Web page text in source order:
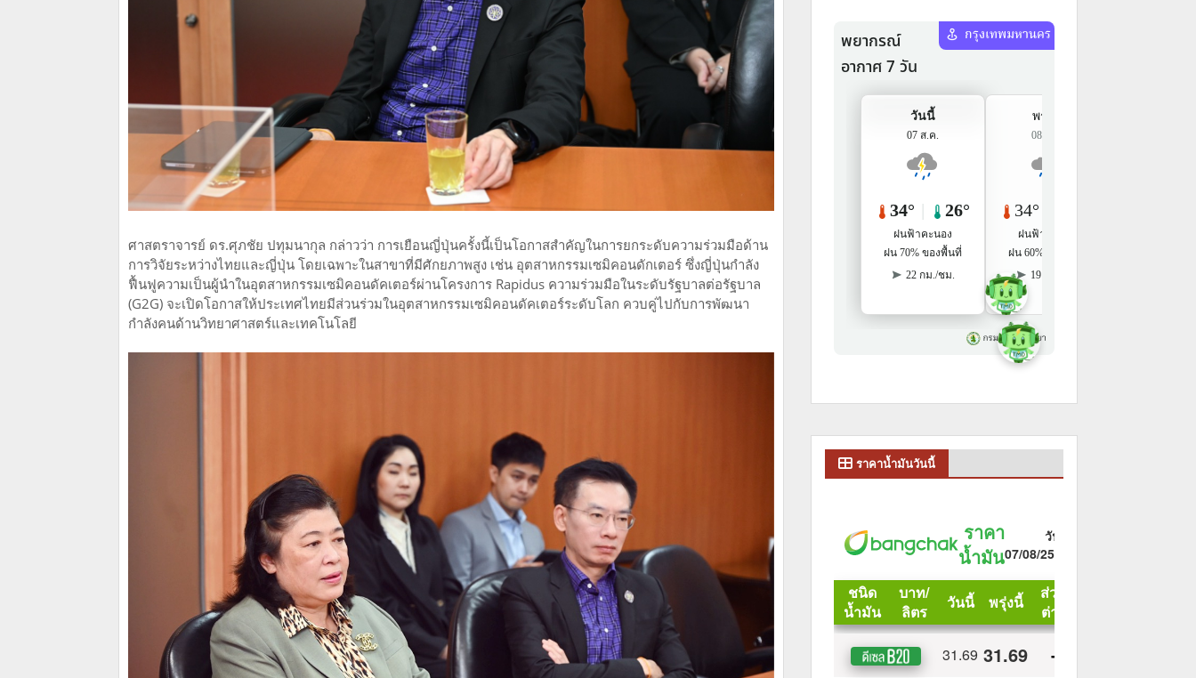
ศาสตราจารย์ ดร.ศุภชัย ปทุมนากุล กล่าวว่า การเยือนญี่ปุ่นครั้งนี้เป็นโอกาสสำคัญในการยกระดับความร่วมมือด้าน
การวิจัยระหว่างไทยและญี่ปุ่น โดยเฉพาะในสาขาที่มีศักยภาพสูง เช่น อุตสาหกรรมเซมิคอนดักเตอร์ ซึ่งญี่ปุ่นกำลัง
ฟื้นฟูความเป็นผู้นำในอุตสาหกรรมเซมิคอนดัคเตอร์ผ่านโครงการ Rapidus ความร่วมมือในระดับรัฐบาลต่อรัฐบาล
(G2G) จะเปิดโอกาสให้ประเทศไทยมีส่วนร่วมในอุตสาหกรรมเซมิคอนดัคเตอร์ระดับโลก ควบคู่ไปกับการพัฒนา
กำลังคนด้านวิทยาศาสตร์และเทคโนโลยี
ราคาน้ำมันวันนี้